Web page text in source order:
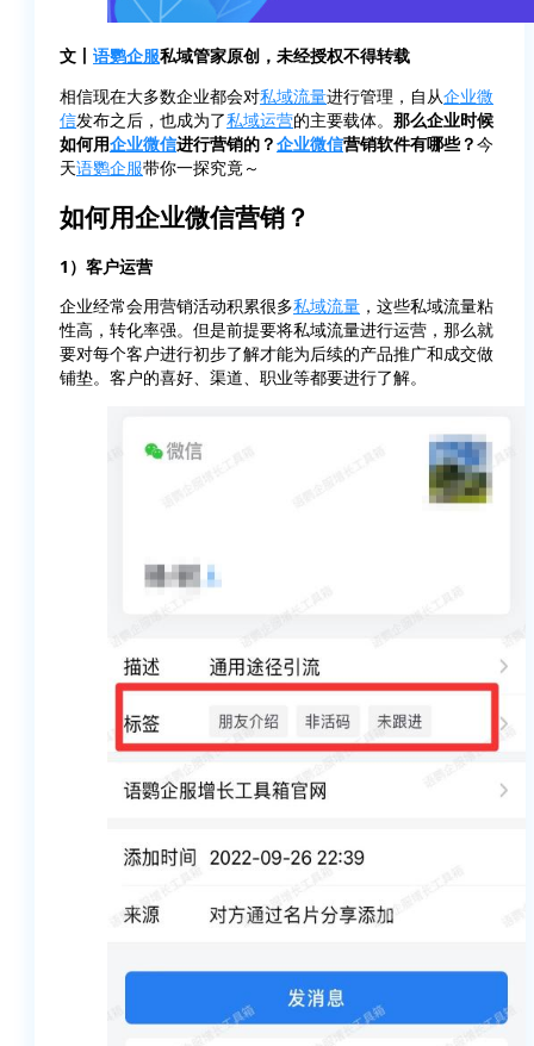
文丨 语鹦企服私域管家原创，未经授权不得转载
相信现在大多数企业都会对私域流量进行管理，自从企业微
信发布之后，也成为了私域运营的主要载体。 那么企业时候
如何用企业微信进行营销的？企业微信营销软件有哪些？今
天语鹦企服带你一探究竟～
如何用企业微信营销？
1）客户运营
企业经常会用营销活动积累很多私域流量 ，这些私域流量粘
性高，转化率强。但是前提要将私域流量进行运营，那么就
要对每个客户进行初步了解才能为后续的产品推广和成交做
铺垫。客户的喜好、渠道、职业等都要进行了解。